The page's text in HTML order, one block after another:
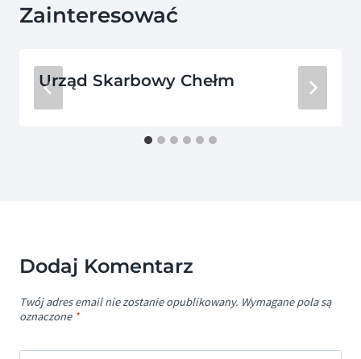
Zainteresować
Urząd Skarbowy Chełm
Dodaj Komentarz
Twój adres email nie zostanie opublikowany. Wymagane pola są
oznaczone *